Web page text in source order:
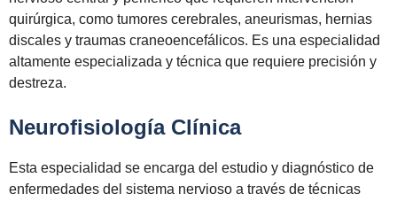
quirúrgica, como tumores cerebrales, aneurismas, hernias
discales y traumas craneoencefálicos. Es una especialidad
altamente especializada y técnica que requiere precisión y
destreza.
Neurofisiología Clínica
Esta especialidad se encarga del estudio y diagnóstico de
enfermedades del sistema nervioso a través de técnicas